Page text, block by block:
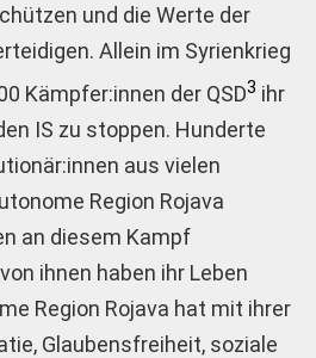
und die Werte der
Allein im Syrienkrieg
Kämpfer:innen der QSD3 ihr
IS zu stoppen. Hunderte
aus vielen
Region Rojava
an diesem Kampf
ihnen haben ihr Leben
Region Rojava hat mit ihrer
Glaubensfreiheit, soziale